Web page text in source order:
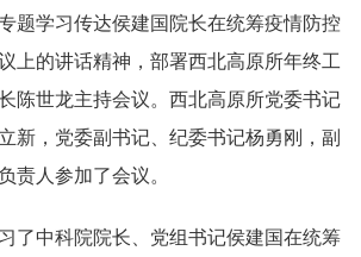
题学习传达侯建国院长在统筹疫情防控
上的讲话精神，部署西北高原所年终工
陈世龙主持会议。西北高原所党委书记
新，党委副书记、纪委书记杨勇刚，副
责人参加了会议。
中科院院长、党组书记侯建国在统筹